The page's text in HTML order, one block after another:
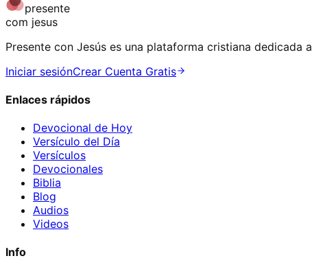
presente
com jesus
Presente con Jesús es una plataforma cristiana
Iniciar sesiónCrear Cuenta Gratis
Enlaces rápidos
Devocional de Hoy
Versículo del Día
Versículos
Devocionales
Biblia
Blog
Audios
Videos
Info